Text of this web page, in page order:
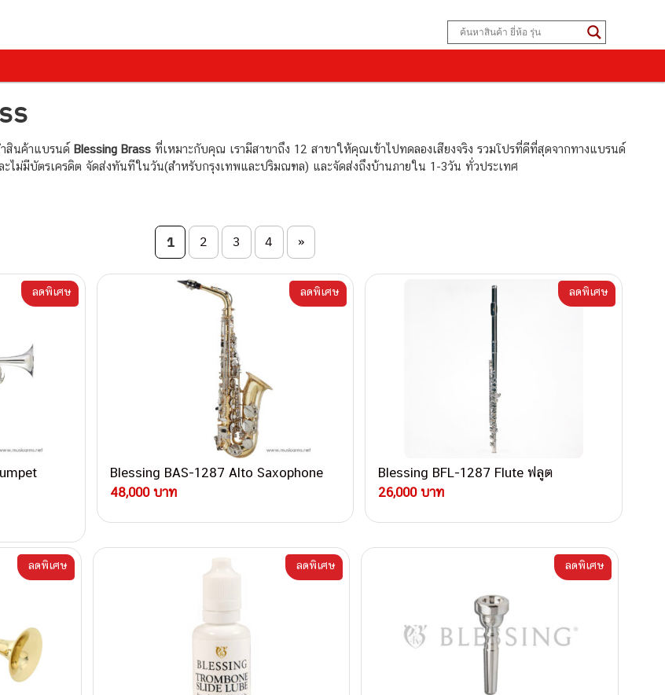
สินค้าแบรนด์ Blessing Brass ที่เหมาะกับคุณ เรามีสาขาถึง 12 สาขาให้คุณเข้าไปทดลองเสียงจริง รวมโปรที่ดีที่สุดจากทางแบรนด์
ะไม่มีบัตรเครดิต จัดส่งทันทีในวัน(สำหรับกรุงเทพและปริมณฑล) และจัดส่งถึงบ้านภายใน 1-3วัน ทั่วประเทศ
1 2 3 4 »
ลดพิเศษ
Blessing BAS-1287 Alto Saxophone
48,000 บาท
ลดพิเศษ
Blessing BFL-1287 Flute ฟลูต
26,000 บาท
ลดพิเศษ
ลดพิเศษ ลดพิเศษ ลดพิเศษ